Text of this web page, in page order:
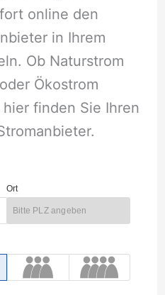
online den
in Ihrem
Ob Naturstrom
Ökostrom
finden Sie Ihren